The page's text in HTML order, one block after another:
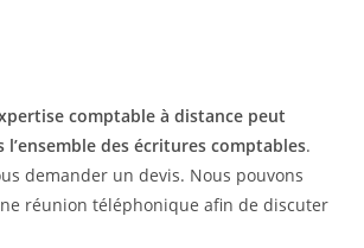
comptable à distance peut
des écritures comptables.
demander un devis. Nous pouvons
réunion téléphonique afin de discuter